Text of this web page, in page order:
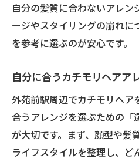
自分の髪質に合わないアレン
ージやスタイリングの崩れ
を参考に選ぶのが安心です。
自分に合うカチモリヘアア
外苑前駅周辺でカチモリヘア
合うアレンジを選ぶための「
が大切です。まず、顔型や髪
ライフスタイルを整理し、